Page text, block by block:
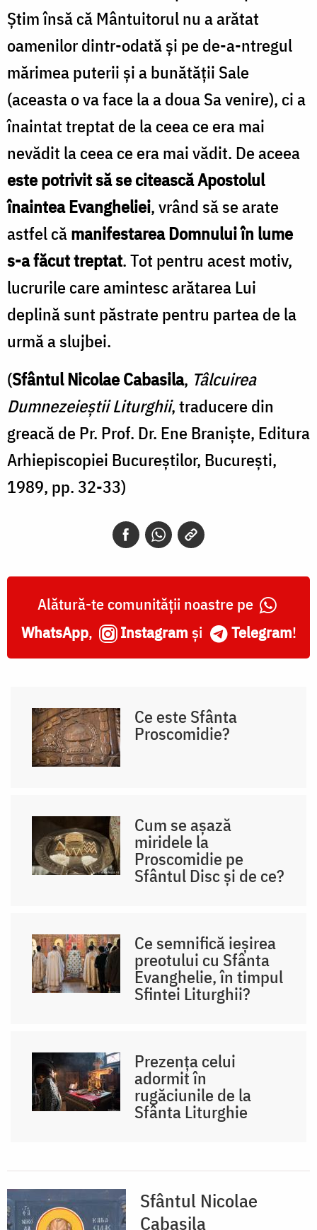
Știm însă că Mântuitorul nu a arătat
oamenilor dintr-odată și pe de-a-ntregul
mărimea puterii și a bunătății Sale
(aceasta o va face la a doua Sa venire), ci a
înaintat treptat de la ceea ce era mai
nevădit la ceea ce era mai vădit. De aceea
este potrivit să se citească Apostolul
înaintea Evangheliei, vrând să se arate
astfel cămanifestarea Domnului în lume
s-a făcut treptat. Tot pentru acest motiv,
lucrurile care amintesc arătarea Lui
deplină sunt păstrate pentru partea de la
urmă a slujbei.
(Sfântul Nicolae Cabasila, Tâlcuirea
Dumnezeieștii Liturghii, traducere din
greacă de Pr. Prof. Dr. Ene Braniște, Editura
Arhiepiscopiei Bucureștilor, București,
1989, pp. 32-33)
Alătură-te comunității noastre pe
WhatsApp, Instagram și Telegram!
Ce este Sfânta
Proscomidie?
Cum se așază
miridele la
Proscomidie pe
Sfântul Disc și de ce?
Ce semnifică ieșirea
preotului cu Sfânta
Evanghelie, în timpul
Sfintei Liturghii?
Prezența celui
adormit în
rugăciunile de la
Sfânta Liturghie
Sfântul Nicolae
Cabasila